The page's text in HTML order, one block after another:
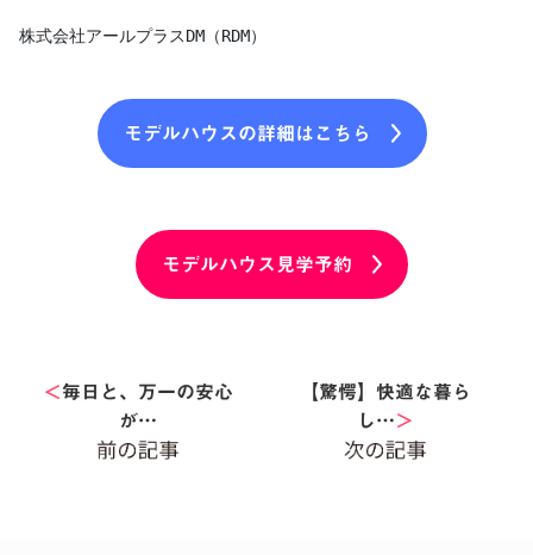
株式会社アールプラスDM（RDM）
モデルハウスの詳細はこちら
モデルハウス見学予約
＜毎日と、万一の安心
が…
【驚愕】快適な暮ら
し…＞